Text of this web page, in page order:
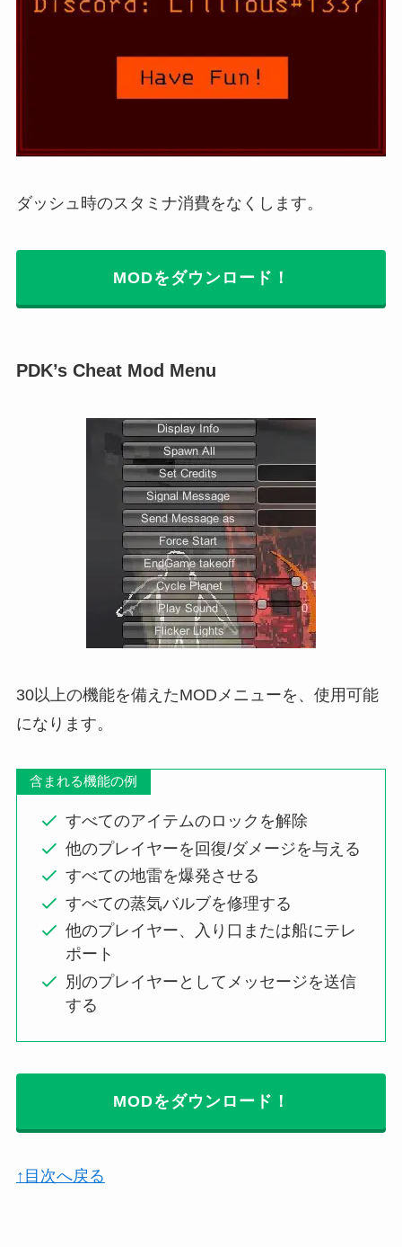
ダッシュ時のスタミナ消費をなくします。
MODをダウンロード！
PDK’s Cheat Mod Menu
30以上の機能を備えたMODメニューを、使用可能
になります。
含まれる機能の例
すべてのアイテムのロックを解除
他のプレイヤーを回復/ダメージを与える
すべての地雷を爆発させる
すべての蒸気バルブを修理する
他のプレイヤー、入り口または船にテレ
ポート
別のプレイヤーとしてメッセージを送信
する
MODをダウンロード！
↑目次へ戻る